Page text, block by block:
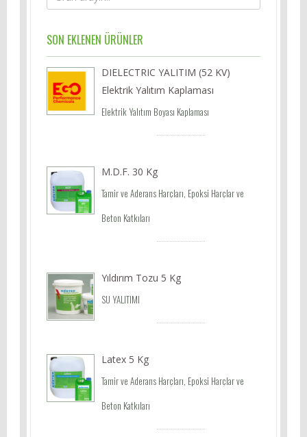
SON EKLENEN ÜRÜNLER
DIELECTRIC YALITIM (52 KV)
Elektrik Yalıtım Kaplaması
Elektrik Yalıtım Boyası Kaplaması
M.D.F. 30 Kg
Tamir ve Aderans Harçları, Epoksi Harçlar ve
Beton Katkıları
Yıldırım Tozu 5 Kg
SU YALITIMI
Latex 5 Kg
Tamir ve Aderans Harçları, Epoksi Harçlar ve
Beton Katkıları